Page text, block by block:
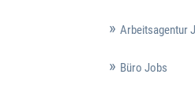
Arbeitsagentur
Büro Jobs